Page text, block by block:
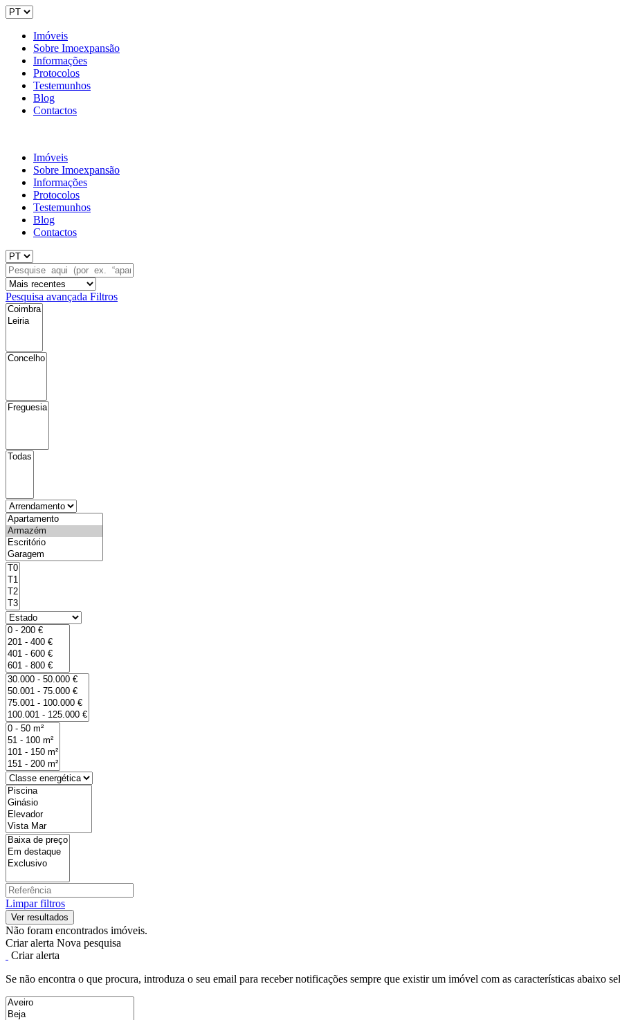
Imóveis
Sobre Imoexpansão
Informações
Protocolos
Testemunhos
Blog
Contactos
Imóveis
Sobre Imoexpansão
Informações
Protocolos
Testemunhos
Blog
Contactos
Pesquisa avançada Filtros
Limpar filtros
Não foram encontrados imóveis.
Criar alerta Nova pesquisa
Criar alerta
Se não encontra o que procura, introduza o seu email para receber notificações sempre que existir um imóvel com as características abaixo